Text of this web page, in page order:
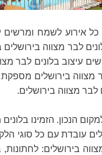
כל אירוע לשמח
לבר מצווה
בלונים לבר
לבר מצווה בירושלים
לבר מצווה בירושלים.
הנכון. הזמינו
בירושלים: